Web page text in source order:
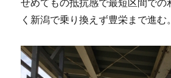
せめてもの抵抗感で最短区間での
く新潟で乗り換えず豊栄まで進む。